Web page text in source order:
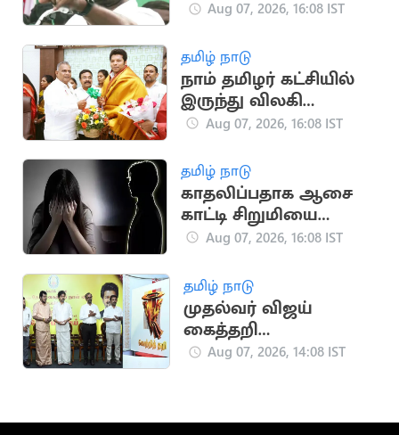
வேண்டும்.. சீமான்
Aug 07, 2026, 16:08 IST
தமிழ் நாடு
நாம் தமிழர் கட்சியில்
இருந்து விலகி
தவெகவில் இணைந்த
Aug 07, 2026, 16:08 IST
தமிழ் நாடு
காதலிப்பதாக ஆசை
காட்டி சிறுமியை
பலாத்காரம் செய்த
Aug 07, 2026, 16:08 IST
தமிழ் நாடு
முதல்வர் விஜய்
கைத்தறி
கண்காட்சியை
Aug 07, 2026, 14:08 IST